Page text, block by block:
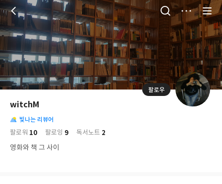
저
장
팔로우
witchM
님
의
사
락
빛나는 리뷰어
팔로워 10 팔로잉 9 독서노트 2
영화와 책 그 사이